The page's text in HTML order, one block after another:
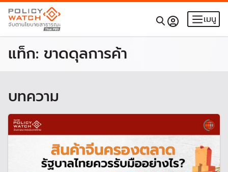
เมนู
แท็ก: ขาดดุลการค้า
บทความ